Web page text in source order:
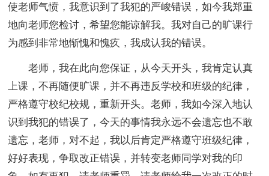
使老师气愤，我意识到了我犯的严峻错误，如今我郑重
地向老师您检讨，希望您能谅解我。我对自己的旷课行
为感到非常地惭愧和愧疚，我成认我的错误。
老师，我在此向您保证，从今天开头，我肯定认真
上课，不再随便旷课，并不再违反学校和班级的纪律，
严格遵守校纪校规，重新开头。老师，我如今深入地认
识到我犯的错误了，今天的事情我永远不会遗忘也不敢
遗忘，老师，对不起，我以后肯定严格遵守班级纪律，
好好表现，争取改正错误，并转变老师同学对我的印